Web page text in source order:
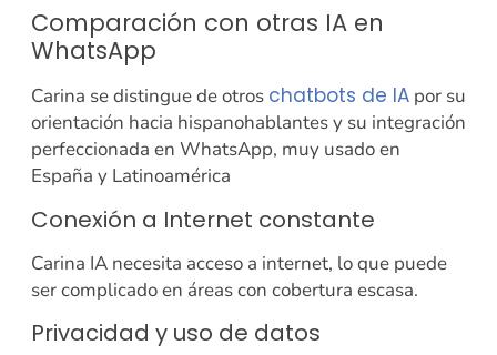
Comparación con otras IA en
WhatsApp
Carina se distingue de otros chatbots de IApor su
orientación hacia hispanohablantes y su integración
perfeccionada en WhatsApp, muy usado en
España y Latinoamérica
Conexión a Internet constante
Carina IA necesita acceso a internet, lo que puede
ser complicado en áreas con cobertura escasa.
Privacidad y uso de datos